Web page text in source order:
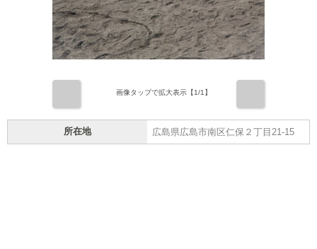
画像タップで拡大表示【1/1】
所在地 広島県広島市南区仁保２丁目21-15